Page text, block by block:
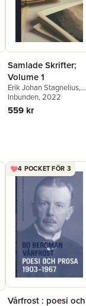
Samlade Skrifter;
Volume 1
Erik Johan Stagnelius,
Lorenzo Hammarsköld
Inbunden, 2022
559 kr
4 POCKET FÖR 3
Vårfrost : poesi och